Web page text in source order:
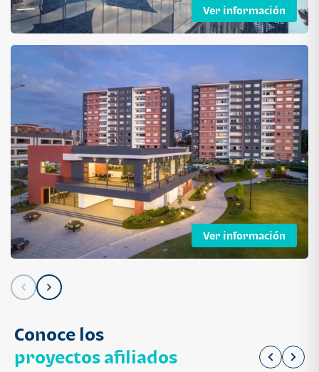
Ver información
Ver información
Conoce los
proyectos afiliados